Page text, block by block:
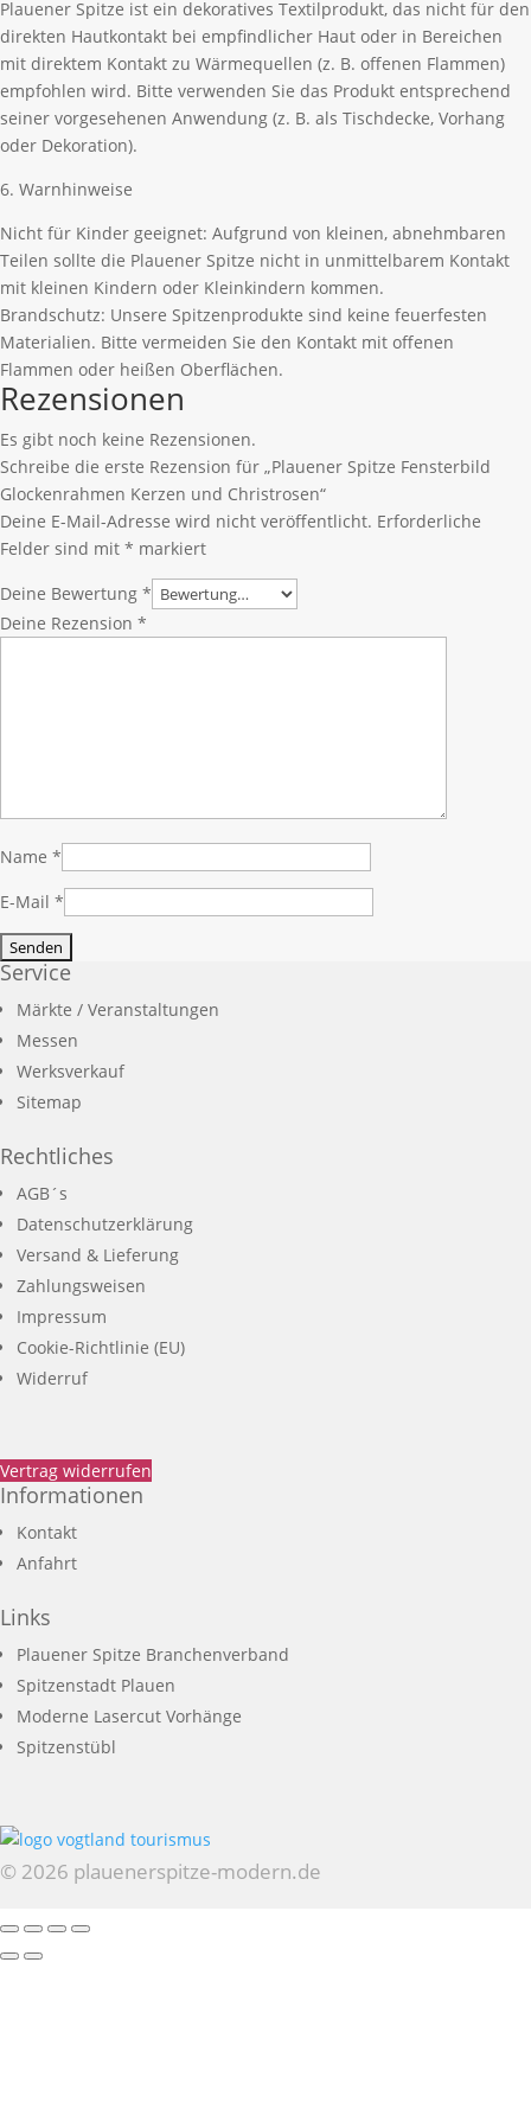
Plauener Spitze ist ein dekoratives Textilprodukt, das nicht für den
direkten Hautkontakt bei empfindlicher Haut oder in Bereichen
mit direktem Kontakt zu Wärmequellen (z. B. offenen Flammen)
empfohlen wird. Bitte verwenden Sie das Produkt entsprechend
seiner vorgesehenen Anwendung (z. B. als Tischdecke, Vorhang
oder Dekoration).
6. Warnhinweise
Nicht für Kinder geeignet: Aufgrund von kleinen, abnehmbaren
Teilen sollte die Plauener Spitze nicht in unmittelbarem Kontakt
mit kleinen Kindern oder Kleinkindern kommen.
Brandschutz: Unsere Spitzenprodukte sind keine feuerfesten
Materialien. Bitte vermeiden Sie den Kontakt mit offenen
Flammen oder heißen Oberflächen.
Rezensionen
Es gibt noch keine Rezensionen.
Schreibe die erste Rezension für „Plauener Spitze Fensterbild
Glockenrahmen Kerzen und Christrosen“
Deine E-Mail-Adresse wird nicht veröffentlicht. Erforderliche
Felder sind mit * markiert
Deine Bewertung *
Deine Rezension *
Name *
E-Mail *
Service
Märkte / Veranstaltungen
Messen
Werksverkauf
Sitemap
Rechtliches
AGB´s
Datenschutzerklärung
Versand & Lieferung
Zahlungsweisen
Impressum
Cookie-Richtlinie (EU)
Widerruf
Vertrag widerrufen
Informationen
Kontakt
Anfahrt
Links
Plauener Spitze Branchenverband
Spitzenstadt Plauen
Moderne Lasercut Vorhänge
Spitzenstübl
© 2026 plauenerspitze-modern.de